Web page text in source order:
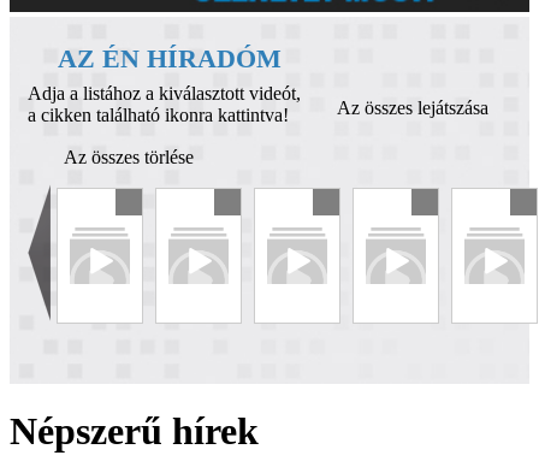
AZ ÉN HÍRADÓM
Adja a listához a kiválasztott videót,
a cikken található ikonra kattintva!
Az összes lejátszása
Az összes törlése
Népszerű hírek